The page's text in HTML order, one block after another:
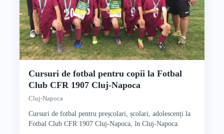
Cursuri de fotbal pentru copii la Fotbal
Club CFR 1907 Cluj-Napoca
Cluj-Napoca
Cursuri de fotbal pentru preșcolari, școlari, adolescenți la
Fotbal Club CFR 1907 Cluj-Napoca, în Cluj-Napoca.